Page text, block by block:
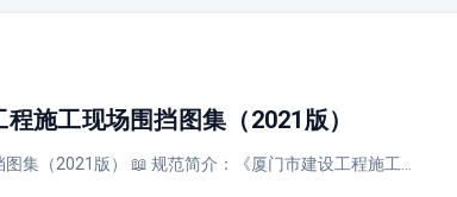
施工现场围挡图集（2021版）
集（2021版） 📖 规范简介：《厦门市建设工程施工…